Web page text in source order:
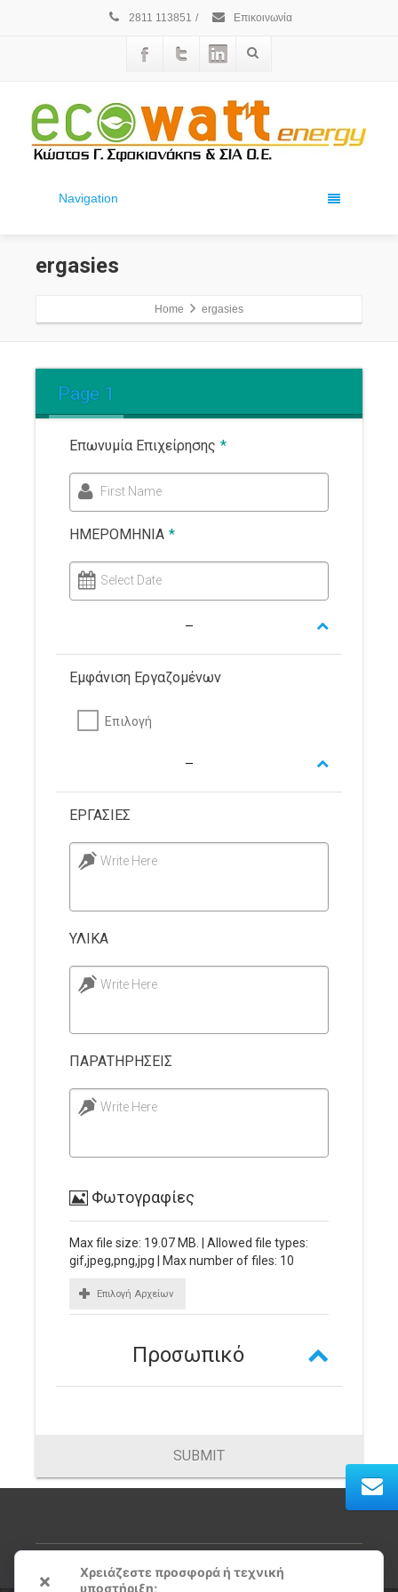
2811 113851 / Επικοινωνία
Navigation
ergasies
Home ergasies
Page 1
Επωνυμία Επιχείρησης *
First Name
ΗΜΕΡΟΜΗΝΙΑ *
Select Date
Εμφάνιση Εργαζομένων
Επιλογή
ΕΡΓΑΣΙΕΣ
Write Here
ΥΛΙΚΑ
Write Here
ΠΑΡΑΤΗΡΗΣΕΙΣ
Write Here
Φωτογραφίες
Max file size: 19.07 MB. | Allowed file types:
gif,jpeg,png,jpg | Max number of files: 10
Επιλογή Αρχείων
Προσωπικό
SUBMIT
×
Χρειάζεστε προσφορά ή τεχνική
υποστήριξη;